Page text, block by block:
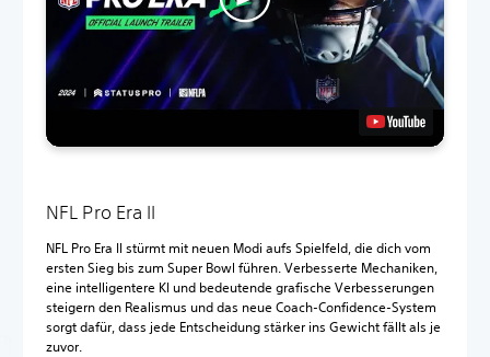
NFL Pro Era II
NFL Pro Era II stürmt mit neuen Modi aufs Spielfeld, die dich vom
ersten Sieg bis zum Super Bowl führen. Verbesserte Mechaniken,
eine intelligentere KI und bedeutende grafische Verbesserungen
steigern den Realismus und das neue Coach-Confidence-System
sorgt dafür, dass jede Entscheidung stärker ins Gewicht fällt als je
zuvor.